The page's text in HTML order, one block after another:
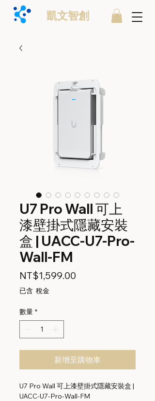
凱文智創
U7 Pro Wall 可上
漆壁掛式隱藏安裝
盒 | UACC-U7-Pro-
Wall-FM
NT$1,599.00
已含 稅金
數量 *
新增至購物車
U7 Pro Wall 可上漆壁掛式隱藏安裝盒 |
UACC-U7-Pro-Wall-FM